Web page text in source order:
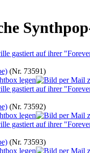
(Nr. 73591)
(Nr. 73592)
(Nr. 73593)